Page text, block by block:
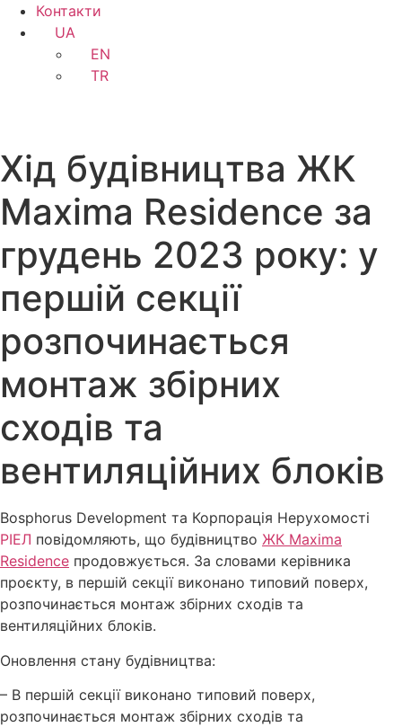
Контакти
UA
EN
TR
Хід будівництва ЖК
Maxima Residence за
грудень 2023 року: у
першій секції
розпочинається
монтаж збірних
сходів та
вентиляційних блоків
Bosphorus Development та Корпорація Нерухомості
РІЕЛ повідомляють, що будівництво ЖК Maxima
Residence продовжується. За словами керівника
проєкту, в першій секції виконано типовий поверх,
розпочинається монтаж збірних сходів та
вентиляційних блоків.
Оновлення стану будівництва:
– В першій секції виконано типовий поверх,
розпочинається монтаж збірних сходів та